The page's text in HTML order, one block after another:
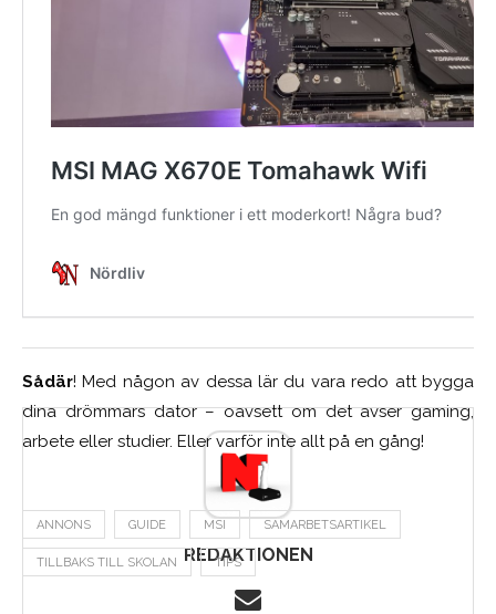
Sådär! Med någon av dessa lär du vara redo att bygga
dina drömmars dator – oavsett om det avser gaming,
arbete eller studier. Eller varför inte allt på en gång!
ANNONS GUIDE MSI SAMARBETSARTIKEL
TILLBAKS TILL SKOLAN TIPS
REDAKTIONEN